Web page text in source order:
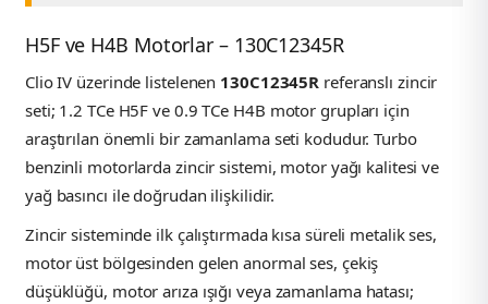
H5F ve H4B Motorlar – 130C12345R
Clio IV üzerinde listelenen 130C12345R referanslı zincir
seti; 1.2 TCe H5F ve 0.9 TCe H4B motor grupları için
araştırılan önemli bir zamanlama seti kodudur. Turbo
benzinli motorlarda zincir sistemi, motor yağı kalitesi ve
yağ basıncı ile doğrudan ilişkilidir.
Zincir sisteminde ilk çalıştırmada kısa süreli metalik ses,
motor üst bölgesinden gelen anormal ses, çekiş
düşüklüğü, motor arıza ışığı veya zamanlama hatası;